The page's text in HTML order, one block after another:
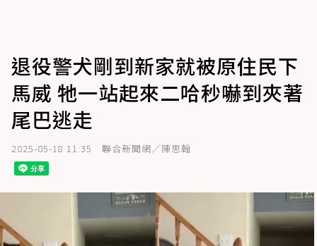
退役警犬剛到新家就被原住民下
馬威 牠一站起來二哈秒嚇到夾著
尾巴逃走
2025-05-18 11:35 聯合新聞網／陳思翰